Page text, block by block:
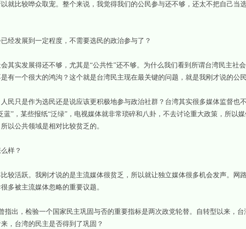
就比较哗众取宠。整个来说，我觉得我们的公民参与还不够，还太不把自己当
发展到一定程度，不需要选民的政治参与了？
实发展得还不够，尤其是“公共性”还不够。为什么我们看到所谓台湾民主社
有一个很大的鸿沟？这个就是台湾民主现在最关键的问题，就是我刚才说的公民
只是作为选民还是说应该更积极地参与政治社群？台湾其实很多媒体监督也
蓝”，某些报纸“泛绿”，电视媒体就非常琐碎和八卦，不去讨论重大政策，所以
以公共领域是相对比较贫乏的。
样？
活跃。我刚才说的是主流媒体很贫乏，所以就让独立媒体很多机会发声。网
多被主流媒体忽略的重要议题。
出，检验一个国家民主巩固与否的重要指标是两次政党轮替。自转型以来，台
，台湾的民主是否得到了巩固？